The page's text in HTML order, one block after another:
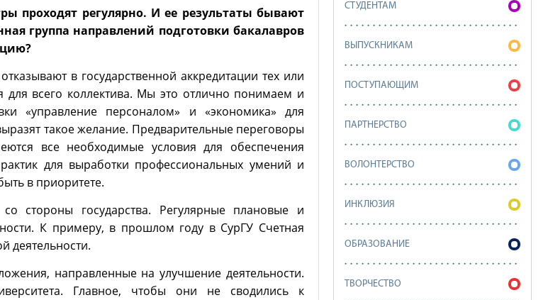
проходят регулярно. И ее результаты бывают
группа направлений подготовки бакалавров
в государственной аккредитации тех или
для всего коллектива. Мы это отлично понимаем и
«управление персоналом» и «экономика» для
такое желание. Предварительные переговоры
все необходимые условия для обеспечения
для выработки профессиональных умений и
в приоритете.
стороны государства. Регулярные плановые и
К примеру, в прошлом году в СурГУ Счетная
деятельности.
направленные на улучшение деятельности.
Главное, чтобы они не сводились к
СТУДЕНТАМ
ВЫПУСКНИКАМ
ПОСТУПАЮЩИМ
ПАРТНЕРСТВО
ВОЛОНТЕРСТВО
ИНКЛЮЗИЯ
ОБРАЗОВАНИЕ
ТВОРЧЕСТВО